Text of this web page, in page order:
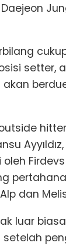
setter,
dan
luar
setelah